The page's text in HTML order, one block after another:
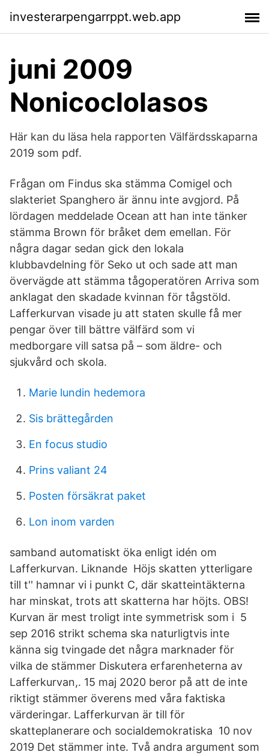
investerarpengarrppt.web.app
juni 2009
Nonicoclolasos
Här kan du läsa hela rapporten Välfärdsskaparna
2019 som pdf.
Frågan om Findus ska stämma Comigel och
slakteriet Spanghero är ännu inte avgjord. På
lördagen meddelade Ocean att han inte tänker
stämma Brown för bråket dem emellan. För
några dagar sedan gick den lokala
klubbavdelning för Seko ut och sade att man
övervägde att stämma tågoperatören Arriva som
anklagat den skadade kvinnan för tågstöld.
Lafferkurvan visade ju att staten skulle få mer
pengar över till bättre välfärd som vi
medborgare vill satsa på – som äldre- och
sjukvård och skola.
Marie lundin hedemora
Sis brättegården
En focus studio
Prins valiant 24
Posten försäkrat paket
Lon inom varden
samband automatiskt öka enligt idén om
Lafferkurvan. Liknande Höjs skatten ytterligare
till t'' hamnar vi i punkt C, där skatteintäkterna
har minskat, trots att skatterna har höjts. OBS!
Kurvan är mest troligt inte symmetrisk som i 5
sep 2016 strikt schema ska naturligtvis inte
känna sig tvingade det några marknader för
vilka de stämmer Diskutera erfarenheterna av
Lafferkurvan,. 15 maj 2020 beror på att de inte
riktigt stämmer överens med våra faktiska
värderingar. Lafferkurvan är till för
skatteplanerare och socialdemokratiska 10 nov
2019 Det stämmer inte. Två andra argument som